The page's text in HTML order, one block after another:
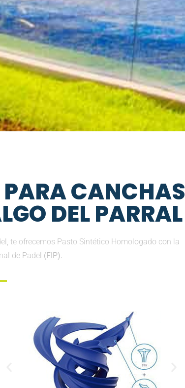
CANCHAS
DEL PARRAL
te ofrecemos Pasto Sintético Homologado con la
de Padel (FIP).